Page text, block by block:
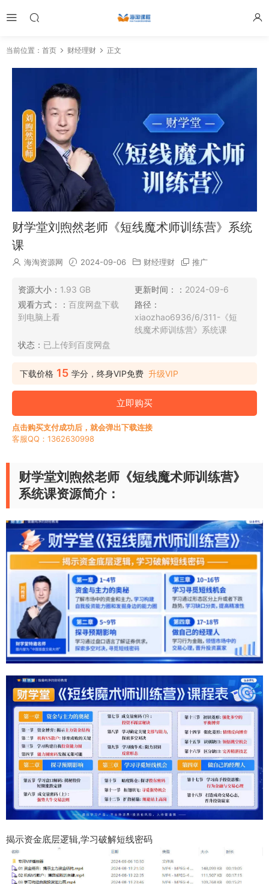
当前位置： 首页 财经理财 正文
财学堂刘煦然老师《短线魔术师训练营》系统
课
海淘资源网 2024-09-06 财经理财 推广
资源大小： 1.93 GB 更新时间：： 2024-09-6
观看方式：： 百度网盘下载
到电脑上看
路径：
xiaozhao6936/6/311-《短
线魔术师训练营》系统课
状态： 已上传到百度网盘
下载价格 15 学分，终身VIP免费 升级VIP
立即购买
点击购买支付成功后，就会弹出下载连接
客服QQ：1362630998
财学堂刘煦然老师《短线魔术师训练营》
系统课资源简介：
揭示资金底层逻辑,学习破解短线密码